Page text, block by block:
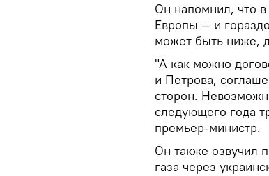
Он напомнил, что
Европы — и
может быть ниже,
"А как можно
и Петрова,
сторон.
следующего года
премьер-министр.
Он также озвучил
газа через